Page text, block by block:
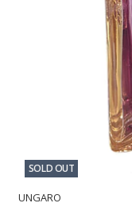
SOLD OUT
UNGARO